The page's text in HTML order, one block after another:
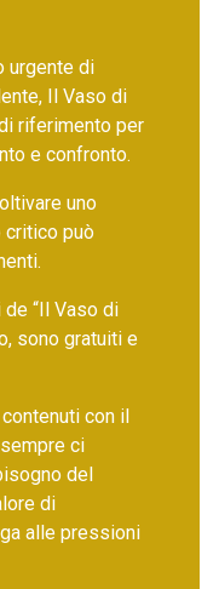
urgente di
Il Vaso di
riferimento per
e confronto.
uno
critico può
“Il Vaso di
sono gratuiti e
con il
ci
del
di
alle pressioni